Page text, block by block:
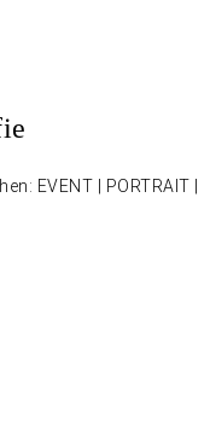
EVENT | PORTRAIT |